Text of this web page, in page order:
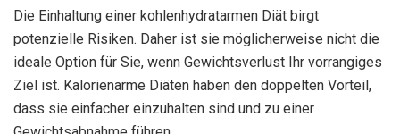
Die Einhaltung einer kohlenhydratarmen Diät birgt
potenzielle Risiken. Daher ist sie möglicherweise nicht die
ideale Option für Sie, wenn Gewichtsverlust Ihr vorrangiges
Ziel ist. Kalorienarme Diäten haben den doppelten Vorteil,
dass sie einfacher einzuhalten sind und zu einer